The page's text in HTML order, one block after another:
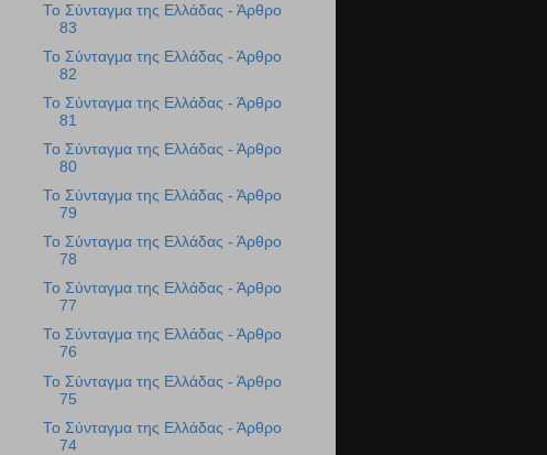
Το Σύνταγμα της Ελλάδας - Άρθρο
83
Το Σύνταγμα της Ελλάδας - Άρθρο
82
Το Σύνταγμα της Ελλάδας - Άρθρο
81
Το Σύνταγμα της Ελλάδας - Άρθρο
80
Το Σύνταγμα της Ελλάδας - Άρθρο
79
Το Σύνταγμα της Ελλάδας - Άρθρο
78
Το Σύνταγμα της Ελλάδας - Άρθρο
77
Το Σύνταγμα της Ελλάδας - Άρθρο
76
Το Σύνταγμα της Ελλάδας - Άρθρο
75
Το Σύνταγμα της Ελλάδας - Άρθρο
74